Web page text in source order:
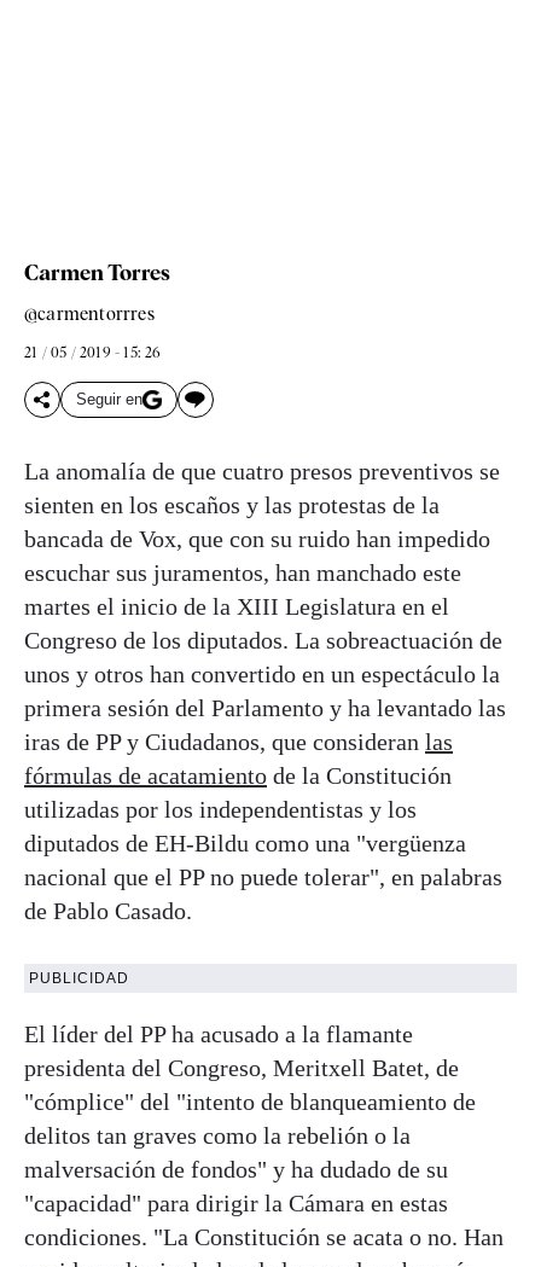
Carmen Torres
@carmentorrres
21 / 05 / 2019 - 15: 26
Seguir en
La anomalía de que cuatro presos preventivos se
sienten en los escaños y las protestas de la
bancada de Vox, que con su ruido han impedido
escuchar sus juramentos, han manchado este
martes el inicio de la XIII Legislatura en el
Congreso de los diputados. La sobreactuación de
unos y otros han convertido en un espectáculo la
primera sesión del Parlamento y ha levantado las
iras de PP y Ciudadanos, que consideran las
fórmulas de acatamiento de la Constitución
utilizadas por los independentistas y los
diputados de EH-Bildu como una "vergüenza
nacional que el PP no puede tolerar", en palabras
de Pablo Casado.
PUBLICIDAD
El líder del PP ha acusado a la flamante
presidenta del Congreso, Meritxell Batet, de
"cómplice" del "intento de blanqueamiento de
delitos tan graves como la rebelión o la
malversación de fondos" y ha dudado de su
"capacidad" para dirigir la Cámara en estas
condiciones. "La Constitución se acata o no. Han